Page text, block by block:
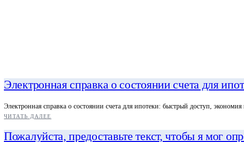
Электронная справка о состоянии счета для
Электронная справка о состоянии счета для ипотеки: быстрый доступ,
ЧИТАТЬ ДАЛЕЕ
Пожалуйста, предоставьте текст, чтобы я мог